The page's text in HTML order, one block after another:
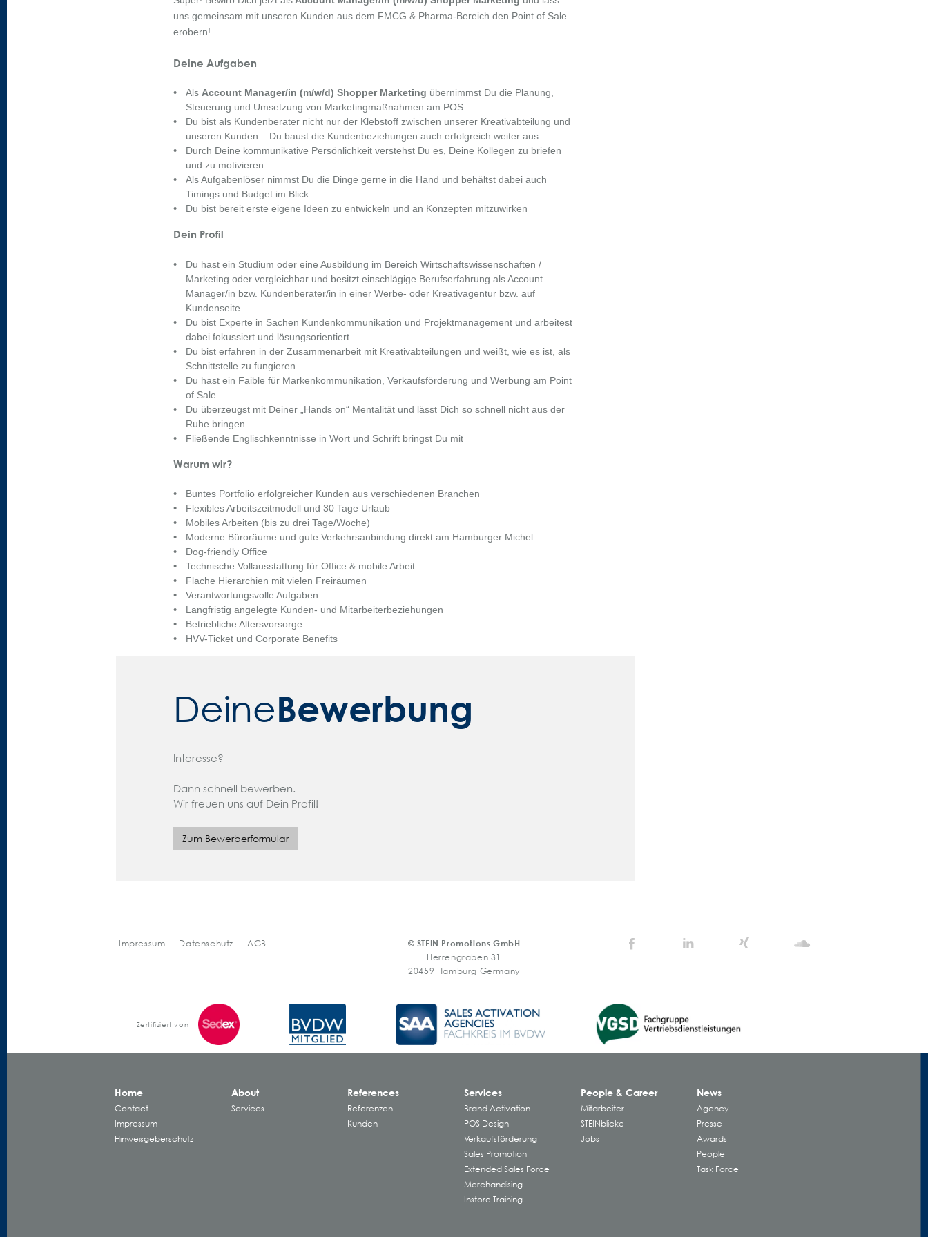
uns gemeinsam mit unseren Kunden aus dem FMCG & Pharma-Bereich den Point of Sale
erobern!
Deine Aufgaben
Als Account Manager/in (m/w/d) Shopper Marketing übernimmst Du die Planung,
Steuerung und Umsetzung von Marketingmaßnahmen am POS
Du bist als Kundenberater nicht nur der Klebstoff zwischen unserer Kreativabteilung und
unseren Kunden – Du baust die Kundenbeziehungen auch erfolgreich weiter aus
Durch Deine kommunikative Persönlichkeit verstehst Du es, Deine Kollegen zu briefen
und zu motivieren
Als Aufgabenlöser nimmst Du die Dinge gerne in die Hand und behältst dabei auch
Timings und Budget im Blick
Du bist bereit erste eigene Ideen zu entwickeln und an Konzepten mitzuwirken
Dein Profil
Du hast ein Studium oder eine Ausbildung im Bereich Wirtschaftswissenschaften /
Marketing oder vergleichbar und besitzt einschlägige Berufserfahrung als Account
Manager/in bzw. Kundenberater/in in einer Werbe- oder Kreativagentur bzw. auf
Kundenseite
Du bist Experte in Sachen Kundenkommunikation und Projektmanagement und arbeitest
dabei fokussiert und lösungsorientiert
Du bist erfahren in der Zusammenarbeit mit Kreativabteilungen und weißt, wie es ist, als
Schnittstelle zu fungieren
Du hast ein Faible für Markenkommunikation, Verkaufsförderung und Werbung am Point
of Sale
Du überzeugst mit Deiner „Hands on“ Mentalität und lässt Dich so schnell nicht aus der
Ruhe bringen
Fließende Englischkenntnisse in Wort und Schrift bringst Du mit
Warum wir?
Buntes Portfolio erfolgreicher Kunden aus verschiedenen Branchen
Flexibles Arbeitszeitmodell und 30 Tage Urlaub
Mobiles Arbeiten (bis zu drei Tage/Woche)
Moderne Büroräume und gute Verkehrsanbindung direkt am Hamburger Michel
Dog-friendly Office
Technische Vollausstattung für Office & mobile Arbeit
Flache Hierarchien mit vielen Freiräumen
Verantwortungsvolle Aufgaben
Langfristig angelegte Kunden- und Mitarbeiterbeziehungen
Betriebliche Altersvorsorge
HVV-Ticket und Corporate Benefits
DeineBewerbung
Interesse?
Dann schnell bewerben.
Wir freuen uns auf Dein Profil!
Zum Bewerberformular
Impressum Datenschutz AGB
© STEIN Promotions GmbH
Herrengraben 31
20459 Hamburg Germany
Stein
Zertifiziert von
Home
Contact
Impressum
Hinweisgeberschutz
About
Services
References
Referenzen
Kunden
Services
Brand Activation
POS Design
Verkaufsförderung
Sales Promotion
Extended Sales Force
Merchandising
Instore Training
People & Career
Mitarbeiter
STEINblicke
Jobs
News
Agency
Presse
Awards
People
Task Force